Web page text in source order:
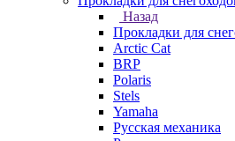
Назад
Прокладки для
Arctic Cat
BRP
Polaris
Stels
Yamaha
Русская механика